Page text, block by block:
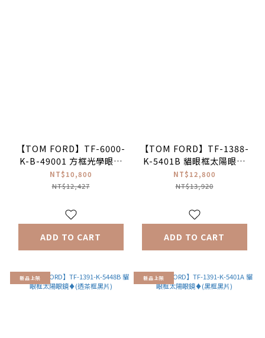
【TOM FORD】TF-6000-
K-B-49001 方框光學眼鏡
♦(黑)
NT$10,800
NT$12,427
ADD TO CART
【TOM FORD】TF-1388-
K-5401B 貓眼框太陽眼鏡
♦(黑框黑片)
NT$12,800
NT$13,920
ADD TO CART
新品上架 新品上架